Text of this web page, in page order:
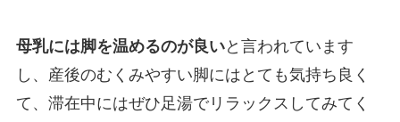
母乳には脚を温めるのが良いと言われています
し、産後のむくみやすい脚にはとても気持ち良く
て、滞在中にはぜひ足湯でリラックスしてみてく